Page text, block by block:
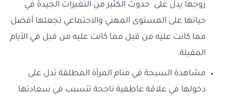
زوجها يدل على حدوث الكثير من التغيرات الجيدة في
حياتها على المستوى المهني والاجتماعي تجعلها أفضل
مما كانت عليه من قبل مما كانت عليه من قبل في الأيام
المقبلة.
مشاهدة السبحة في منام المرأة المطلقة تدل على
دخولها في علاقة عاطفية ناجحة تتسبب في سعادتها